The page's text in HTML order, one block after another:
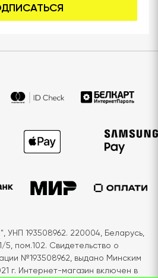
193508962. 220004, Беларусь,
5, пом.102. Свидетельство о
№193508962, выдано Минским
г. Интернет-магазин включен в